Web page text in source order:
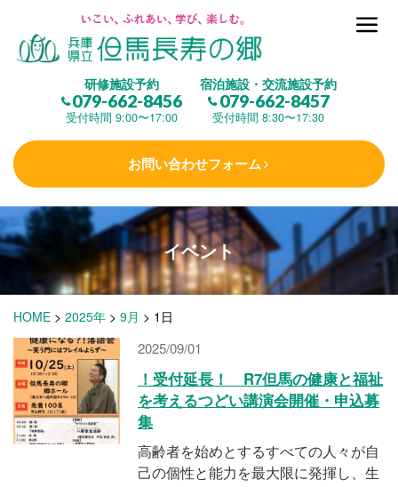
研修施設予約
079-662-8456
受付時間 9:00〜17:00
宿泊施設・交流施設予約
079-662-8457
受付時間 8:30〜17:30
お問い合わせフォーム
但馬長寿の郷とは
(研修施設)
楽しむ
学 ぶ (健康福祉)
泊まる(宿泊)
施設・料金
イベント
HOME > 2025年 > 9月 > 1日
2025/09/01
！受付延長！ R7但馬の健康と福祉
を考えるつどい講演会開催・申込募
集
高齢者を始めとするすべての人々が自
己の個性と能力を最大限に発揮し、生